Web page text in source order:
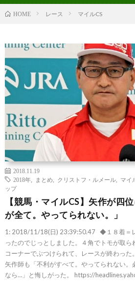
HOME レース マイルCS
2018.11.19
2018年
まとめ クリストフ・ルメール マイ
ップ
【競馬・マイルCS】矢作が四
が全て。やってられない。」
1: 2018/11/18(日) 23:39:50.47 ◆１８着＝
ったのでじっとしました。４角でトモが取
コーナーでぶつけられて、レースが終わった
矢作師も「不利がすべて。やってられない
なら…」と悔しがった。 https://